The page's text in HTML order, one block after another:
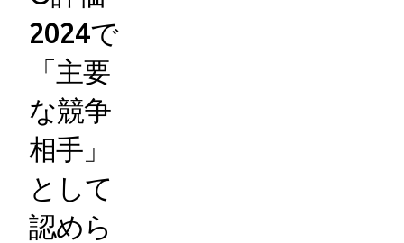
2024で
「主要
な競争
相手」
として
認めら